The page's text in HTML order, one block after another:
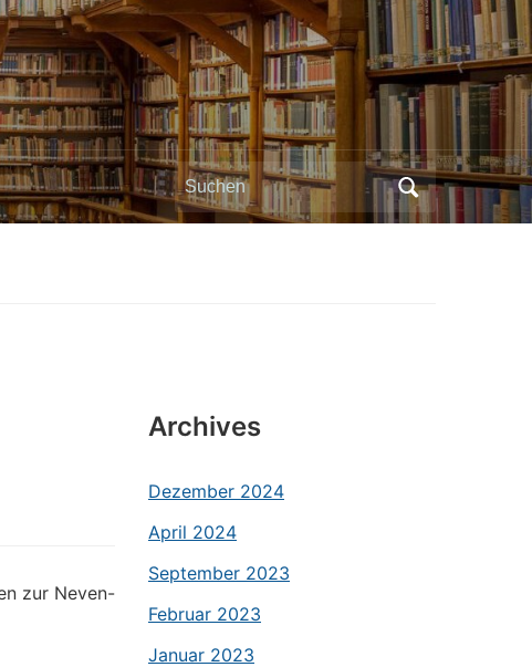
Search
for:
zur Neven-
Archives
Dezember 2024
April 2024
September 2023
Februar 2023
Januar 2023